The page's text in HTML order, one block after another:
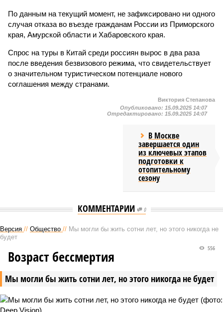
По данным на текущий момент, не зафиксировано ни одного
случая отказа во въезде гражданам России из Приморского
края, Амурской области и Хабаровского края.
Спрос на туры в Китай среди россиян вырос в два раза
после введения безвизового режима, что свидетельствует
о значительном туристическом потенциале нового
соглашения между странами.
Виктория Степанова
Опубликовано: 15.09.2025 14:07
Отредактировано: 15.09.2025 14:07
В Москве
завершается один
из ключевых этапов
подготовки к
отопительному
сезону
КОММЕНТАРИИ 0
Версия // Общество // Мы могли бы жить сотни лет, но этого никогда не
будет
Мы могли бы жить сотни лет, но этого никогда не будет
556
Возраст бессмертия